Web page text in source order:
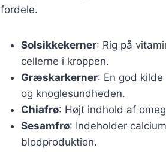
fordele.
Solsikkekerner: Rig på
cellerne i kroppen.
Græskarkerner: En god
og knoglesundheden.
Chiafrø: Højt indhold af
Sesamfrø: Indeholder
blodproduktion.